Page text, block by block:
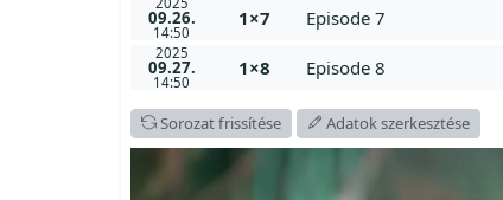
09.26.
14:50
1×7 Episode 7
2025
09.27.
14:50
1×8 Episode 8
Sorozat frissítése Adatok szerkesztése